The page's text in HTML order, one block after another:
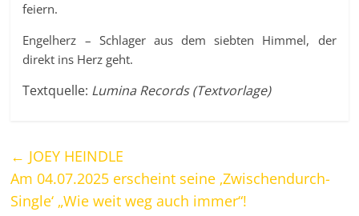
feiern.
Engelherz – Schlager aus dem siebten Himmel, der
direkt ins Herz geht.
Textquelle: Lumina Records (Textvorlage)
← JOEY HEINDLE
Am 04.07.2025 erscheint seine ‚Zwischendurch-
Single‘ „Wie weit weg auch immer“!